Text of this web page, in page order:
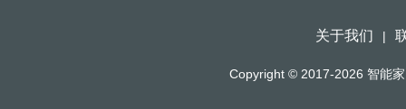
关于我们 |
Copyright © 2017-2026 智能